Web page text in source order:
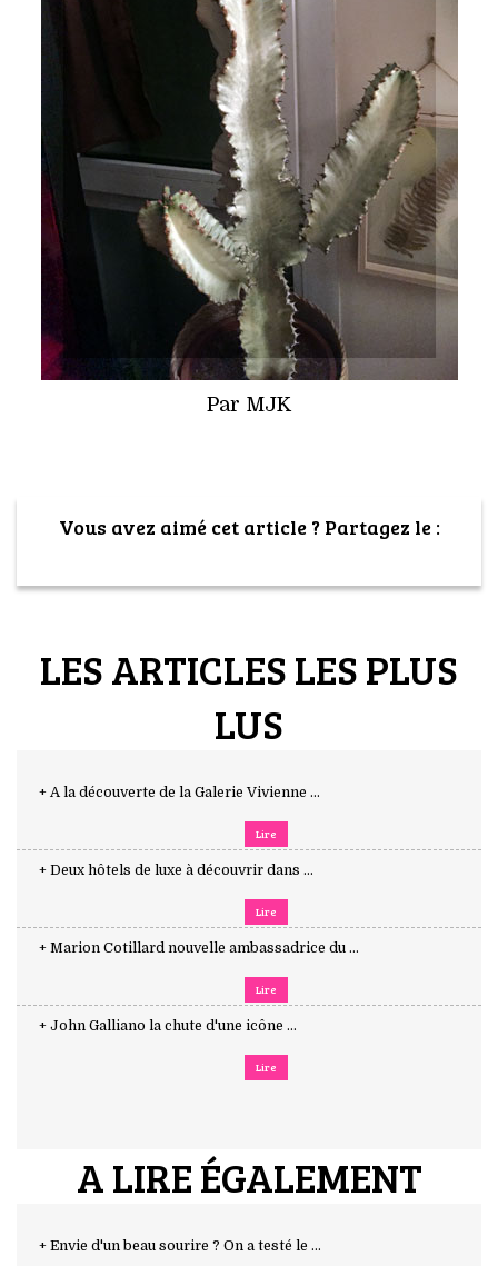
Par MJK
Vous avez aimé cet article ? Partagez le :
LES ARTICLES LES PLUS
LUS
+ A la découverte de la Galerie Vivienne ...
Lire
+ Deux hôtels de luxe à découvrir dans ...
Lire
+ Marion Cotillard nouvelle ambassadrice du ...
Lire
+ John Galliano la chute d'une icône ...
Lire
A LIRE ÉGALEMENT
+ Envie d'un beau sourire ? On a testé le ...